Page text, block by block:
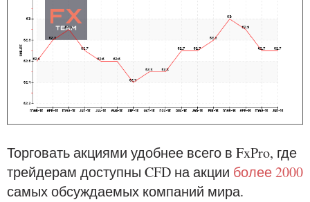
Торговать акциями удобнее всего в FxPro, где
трейдерам доступны CFD на акции более 2000
самых обсуждаемых компаний мира.